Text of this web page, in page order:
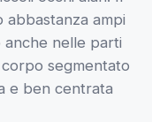
ampi
nelle parti
segmentato
e ben centrata